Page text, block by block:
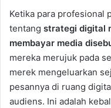
Ketika para profesional
tentang strategi digital
membayar media
mereka merujuk pada
merek mengeluarkan
pesannya di ruang
audiens. Ini adalah